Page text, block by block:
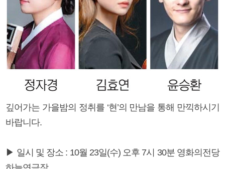
깊어가는 가을밤의 정취를 ‘현’의 만남을 통해 만끽하시기
바랍니다.
▶ 일시 및 장소 : 10월 23일(수) 오후 7시 30분 영화의전당